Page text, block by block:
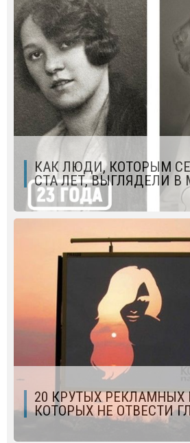
КАК ЛЮДИ, КОТОРЫМ
СТА ЛЕТ, ВЫГЛЯДЕЛИ
20 КРУТЫХ РЕКЛАМНЫХ
КОТОРЫХ НЕ ОТВЕСТИ